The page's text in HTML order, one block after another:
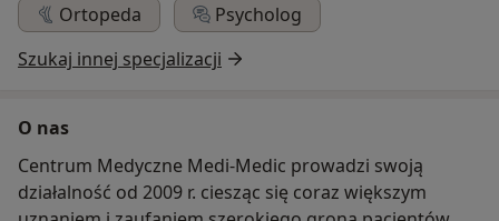
Ortopeda
Psycholog
Szukaj innej specjalizacji
O nas
Centrum Medyczne Medi-Medic prowadzi swoją
działalność od 2009 r. ciesząc się coraz większym